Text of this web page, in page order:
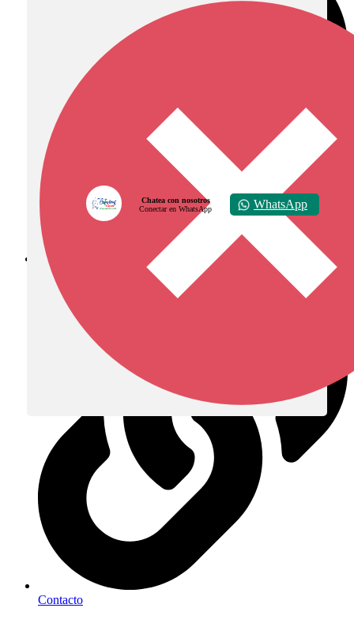
Diócesis de Zipaquirá
Contacto
Chatea con nosotros
Conectar en WhatsApp
WhatsApp